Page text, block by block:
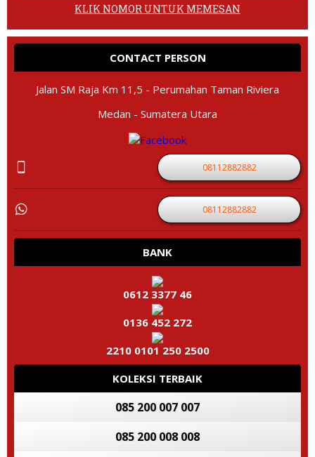
KLIK NOMOR UNTUK MEMESAN
CONTACT PERSON
Jalan SM Raja Km 11,5 - Perumahan Taman Riviera
Medan - Sumatera Utara
08112882882
08112882882
BANK
0612 3377 46
0136 452 272
2210 0101 250 2500
KOLEKSI TERBAIK
085 200 007 007
085 200 008 008